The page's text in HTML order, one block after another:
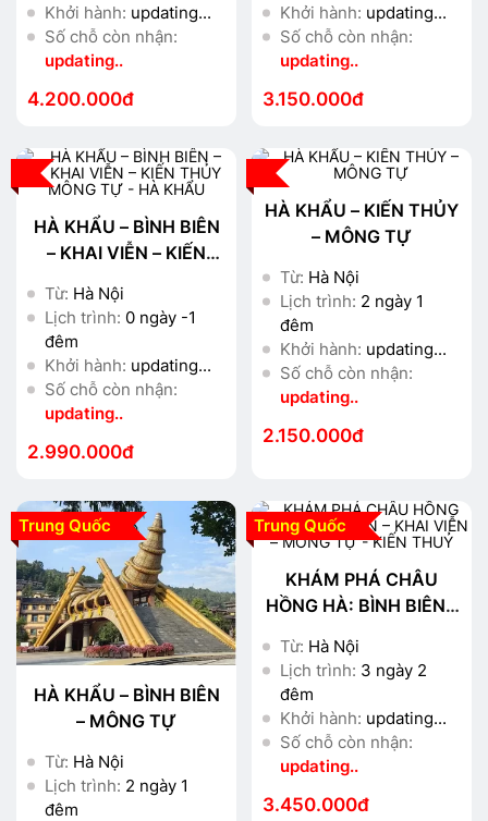
Khởi hành: updating...
Số chỗ còn nhận:
updating..
4.200.000đ
Khởi hành: updating...
Số chỗ còn nhận:
updating..
3.150.000đ
HÀ KHẨU – BÌNH BIÊN
– KHAI VIỄN – KIẾN
KHẨU
Từ: Hà Nội
Lịch trình: 0 ngày -1
đêm
Khởi hành: updating...
Số chỗ còn nhận:
updating..
2.990.000đ
HÀ KHẨU – KIẾN THỦY
– MÔNG TỰ
Từ: Hà Nội
Lịch trình: 2 ngày 1
đêm
Khởi hành: updating...
Số chỗ còn nhận:
updating..
2.150.000đ
Trung Quốc
HÀ KHẨU – BÌNH BIÊN
– MÔNG TỰ
Từ: Hà Nội
Lịch trình: 2 ngày 1
đêm
Trung Quốc
KHÁM PHÁ CHÂU
HỒNG HÀ: BÌNH BIÊN –
- KIẾN THUỶ
Từ: Hà Nội
Lịch trình: 3 ngày 2
đêm
Khởi hành: updating...
Số chỗ còn nhận:
updating..
3.450.000đ